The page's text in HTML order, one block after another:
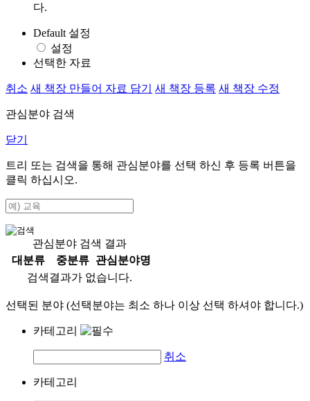
다.
Default 설정
설정
선택한 자료
취소 새 책장 만들어 자료 담기 새 책장 등록 새 책장 수정
관심분야 검색
닫기
트리 또는 검색을 통해 관심분야를 선택 하신 후 등록 버튼을
클릭 하십시오.
관심분야 검색 결과
대분류
중분류
관심분야명
검색결과가 없습니다.
선택된 분야 (선택분야는 최소 하나 이상 선택 하셔야 합니다.)
카테고리
취소
카테고리